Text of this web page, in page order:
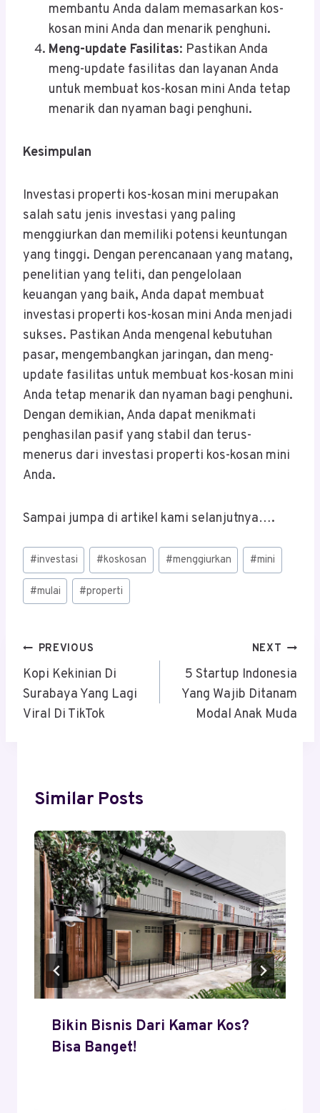
membantu Anda dalam memasarkan kos-
kosan mini Anda dan menarik penghuni.
Meng-update Fasilitas: Pastikan Anda
meng-update fasilitas dan layanan Anda
untuk membuat kos-kosan mini Anda tetap
menarik dan nyaman bagi penghuni.
Kesimpulan
Investasi properti kos-kosan mini merupakan
salah satu jenis investasi yang paling
menggiurkan dan memiliki potensi keuntungan
yang tinggi. Dengan perencanaan yang matang,
penelitian yang teliti, dan pengelolaan
keuangan yang baik, Anda dapat membuat
investasi properti kos-kosan mini Anda menjadi
sukses. Pastikan Anda mengenal kebutuhan
pasar, mengembangkan jaringan, dan meng-
update fasilitas untuk membuat kos-kosan mini
Anda tetap menarik dan nyaman bagi penghuni.
Dengan demikian, Anda dapat menikmati
penghasilan pasif yang stabil dan terus-
menerus dari investasi properti kos-kosan mini
Anda.
Sampai jumpa di artikel kami selanjutnya….
Post
Tags:
#investasi #koskosan #menggiurkan #mini
#mulai #properti
Post
Navigation
PREVIOUS
Kopi Kekinian Di
Surabaya Yang Lagi
Viral Di TikTok
NEXT
5 Startup Indonesia
Yang Wajib Ditanam
Modal Anak Muda
Similar Posts
Bikin Bisnis Dari Kamar Kos?
Bisa Banget!